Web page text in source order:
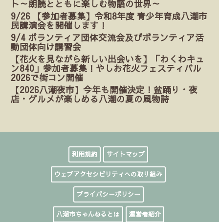
ト～朗読とともに楽しむ物語の世界～
9/26 【参加者募集】令和8年度 青少年育成八潮市
民講演会を開催します！
9/4 ボランティア団体交流会及びボランティア活
動団体向け講習会
【花火を見ながら新しい出会いを】「わくわキュ
ン840」参加者募集！やしお花火フェスティバル
2026で街コン開催
【2026八潮夜市】今年も開催決定！盆踊り・夜
店・グルメが楽しめる八潮の夏の風物詩
利用規約 サイトマップ
ウェブアクセシビリティへの取り組み
プライバシーポリシー
八潮市ちゃんねるとは 運営者紹介